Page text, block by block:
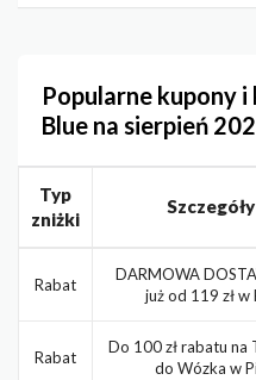
Popularne kupony
Blue na sierpień
Typ
zniżki
Rabat
DARMOWA
już od 119 zł w
Rabat
Do 100 zł rabatu na
do Wózka w